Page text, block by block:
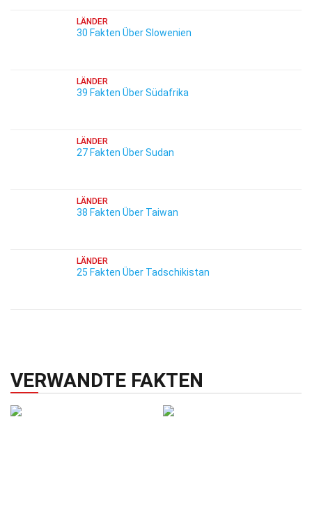
LÄNDER
30 Fakten Über Slowenien
LÄNDER
39 Fakten Über Südafrika
LÄNDER
27 Fakten Über Sudan
LÄNDER
38 Fakten Über Taiwan
LÄNDER
25 Fakten Über Tadschikistan
VERWANDTE FAKTEN